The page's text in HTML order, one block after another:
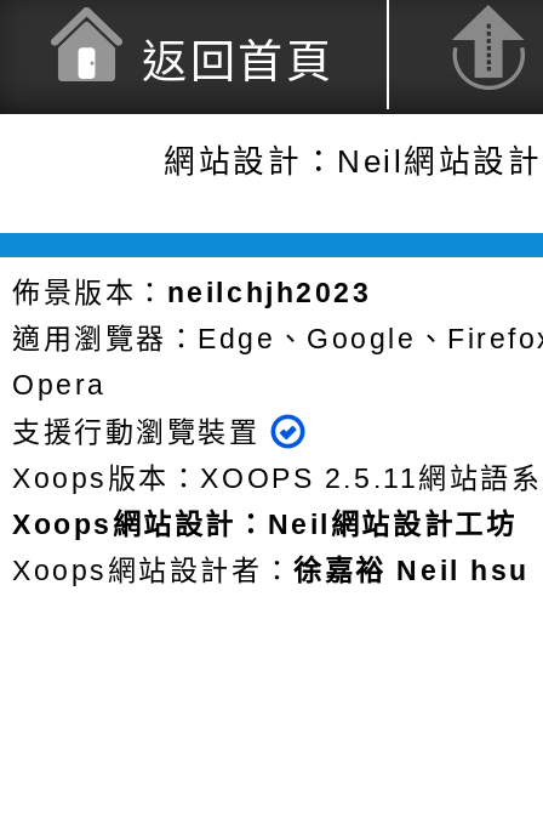
返回首頁
網站設計：Neil網站設
佈景版本： neilchjh2023
適用瀏覽器：Edge、Google、
Opera
支援行動瀏覽裝置
Xoops版本：XOOPS 2.5.11網站語
Xoops網站設計 ： Neil網站設計工坊
Xoops網站設計者：徐嘉裕 Neil hsu